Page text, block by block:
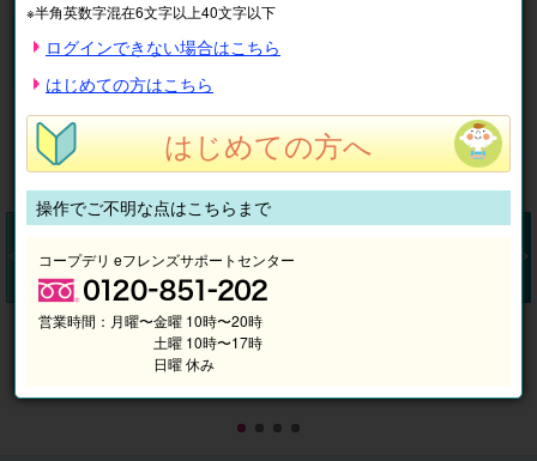
金券付王国パスポート前売券ならお得!
【電子】那須どうぶつ王国 1,200円分引換金券付王国パ
スポート前売券2026
us
※半角英数字混在6文字以上40文字以下
ログインできない場合はこちら
はじめての方はこちら
はじめての方へ
操作でご不明な点はこちらまで
コープデリ eフレンズサポートセンター
営業時間： 月曜〜金曜 10時〜20時
土曜 10時〜17時
日曜 休み